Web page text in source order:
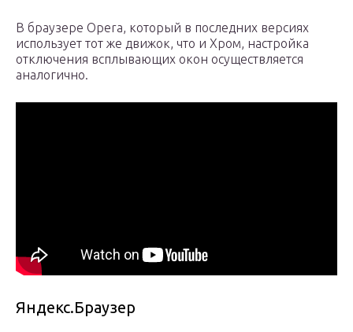
В браузере Opera, который в последних версиях
использует тот же движок, что и Хром, настройка
отключения всплывающих окон осуществляется
аналогично.
Яндекс.Браузер